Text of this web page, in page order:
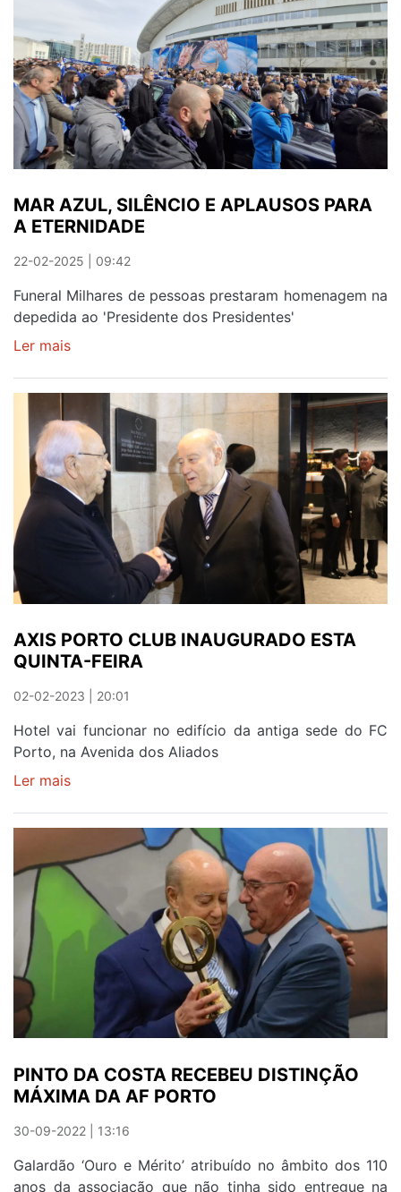
O
'AMIGO
DE
TODAS
AS
HORAS'
MAR AZUL, SILÊNCIO E APLAUSOS PARA
A ETERNIDADE
22-02-2025 | 09:42
Funeral Milhares de pessoas prestaram homenagem na
depedida ao 'Presidente dos Presidentes'
Ler mais
AZUL,
SILÊNCIO
E
APLAUSOS
PARA
A
ETERNIDADE
AXIS PORTO CLUB INAUGURADO ESTA
QUINTA-FEIRA
02-02-2023 | 20:01
Hotel vai funcionar no edifício da antiga sede do FC
Porto, na Avenida dos Aliados
Ler mais
PORTO
INAUGURADO
ESTA
QUINTA-
FEIRA
PINTO DA COSTA RECEBEU DISTINÇÃO
MÁXIMA DA AF PORTO
30-09-2022 | 13:16
Galardão ‘Ouro e Mérito’ atribuído no âmbito dos 110
anos da associação que não tinha sido entregue na